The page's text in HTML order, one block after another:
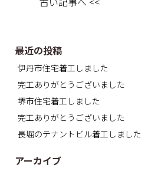
最近の投稿
伊丹市住宅着工しました
完工ありがとうございました
堺市住宅着工しました
完工ありがとうございました
長堀のテナントビル着工しました
アーカイブ